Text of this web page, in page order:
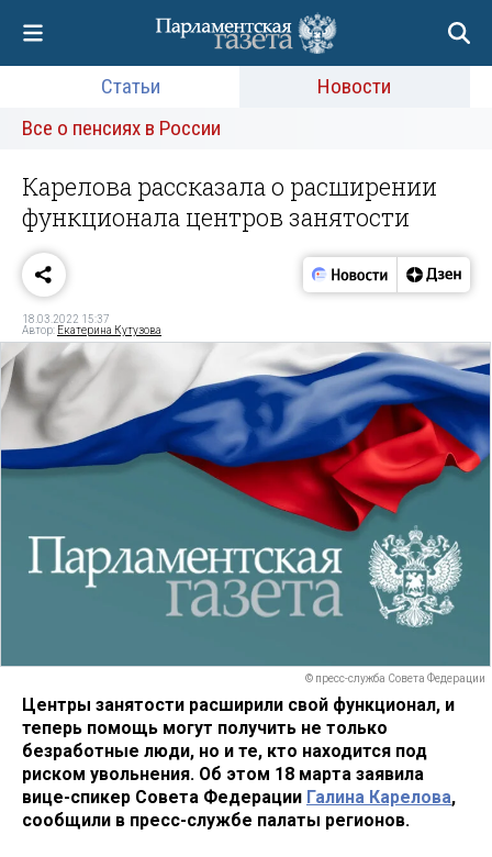
Статьи
Новости
Все о пенсиях в России
Карелова рассказала о расширении
функционала центров занятости
18.03.2022 15:37
Автор: Екатерина Кутузова
© пресс-служба Совета Федерации
Центры занятости расширили свой функционал, и
теперь помощь могут получить не только
безработные люди, но и те, кто находится под
риском увольнения. Об этом 18 марта заявила
вице-спикер Совета Федерации Галина Карелова,
сообщили в пресс-службе палаты регионов.